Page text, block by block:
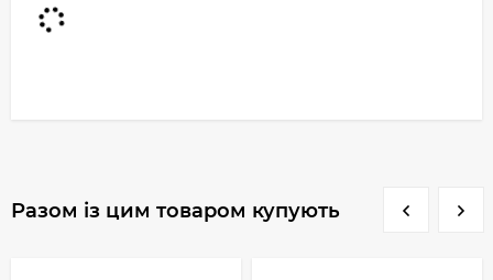
Разом із цим товаром купують